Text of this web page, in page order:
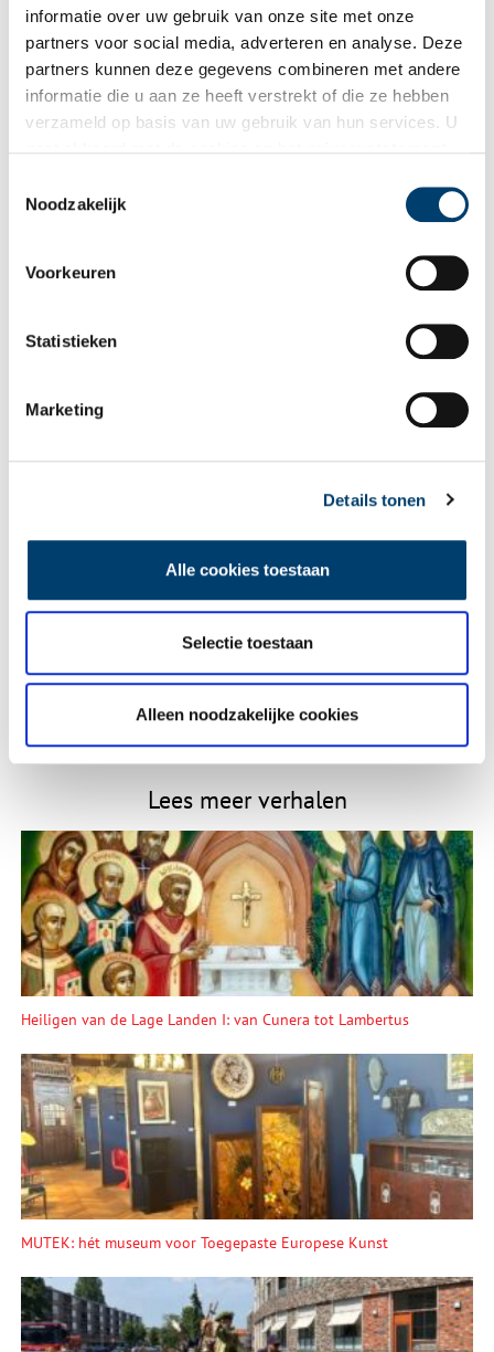
informatie over uw gebruik van onze site met onze
partners voor social media, adverteren en analyse. Deze
partners kunnen deze gegevens combineren met andere
informatie die u aan ze heeft verstrekt of die ze hebben
verzameld op basis van uw gebruik van hun services. U
Noodzakelijk
Voorkeuren
Statistieken
Marketing
Details tonen
Alle cookies toestaan
Selectie toestaan
Alleen noodzakelijke cookies
Wilt u op de hoogte blijven van de mooiste verhalen en het
laatste erfgoednieuws? Schrijf u dan nu in voor onze
wekelijkse nieuwsbrief!
Aanvullingen
Vereiste velden zijn gemarkeerd met *. Het e-mailadres wordt niet
gepubliceerd.
Lees meer verhalen
Heiligen van de Lage Landen I: van Cunera tot Lambertus
MUTEK: hét museum voor Toegepaste Europese Kunst